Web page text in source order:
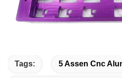
Tags: 5 Assen Cnc